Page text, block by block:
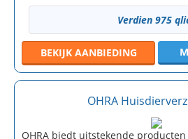
Verdien 975
BEKIJK AANBIEDING
OHRA
OHRA biedt uitstekende